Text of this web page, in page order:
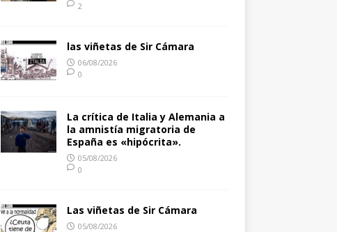
2
las viñetas de Sir Cámara
06/08/2026
0
La crítica de Italia y Alemania a
la amnistía migratoria de
España es «hipócrita».
05/08/2026
0
Las viñetas de Sir Cámara
05/08/2026